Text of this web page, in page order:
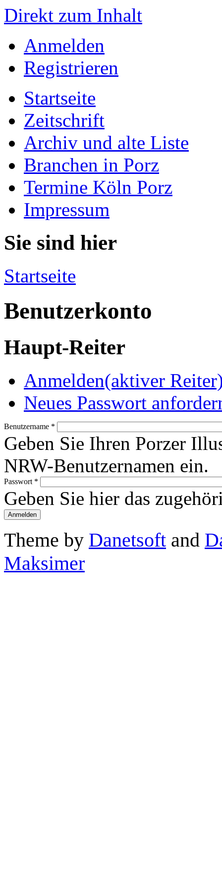
Direkt zum Inhalt
Anmelden
Registrieren
Startseite
Zeitschrift
Archiv und alte Liste
Branchen in Porz
Termine Köln Porz
Impressum
Sie sind hier
Startseite
Benutzerkonto
Haupt-Reiter
Anmelden(aktiver
Neues Passwort
Benutzername *
Geben Sie Ihren Porzer
NRW-Benutzernamen ein.
Passwort *
Geben Sie hier das
Theme by Danetsoft and
Maksimer